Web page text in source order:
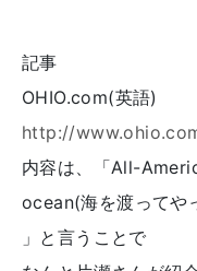
記事
OHIO.com(英語)
http://
内容は、「All-
ocean(海を渡ってや
」と言うことで